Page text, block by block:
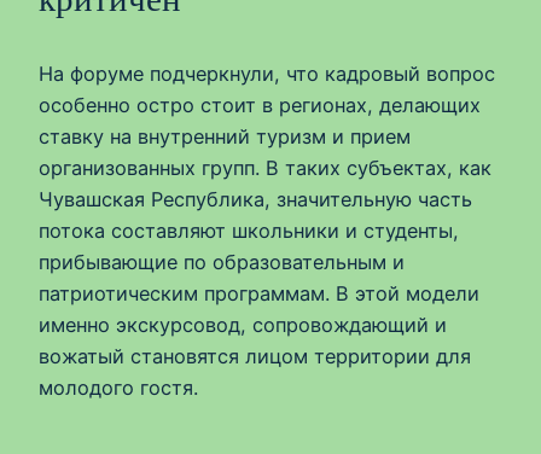
На форуме подчеркнули, что кадровый вопрос
особенно остро стоит в регионах, делающих
ставку на внутренний туризм и прием
организованных групп. В таких субъектах, как
Чувашская Республика, значительную часть
потока составляют школьники и студенты,
прибывающие по образовательным и
патриотическим программам. В этой модели
именно экскурсовод, сопровождающий и
вожатый становятся лицом территории для
молодого гостя.